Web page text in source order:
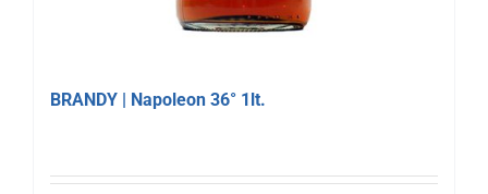
BRANDY | Napoleon 36° 1lt.